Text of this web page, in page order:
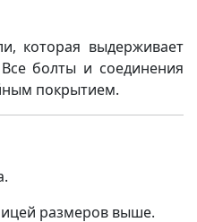
которая выдерживает
болты и соединения
покрытием.
размеров выше.